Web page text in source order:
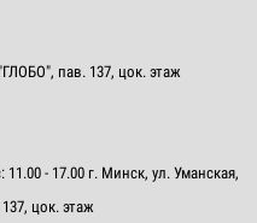
пав. 137, цок. этаж
11.00 - 17.00 г. Минск, ул. Уманская,
цок. этаж